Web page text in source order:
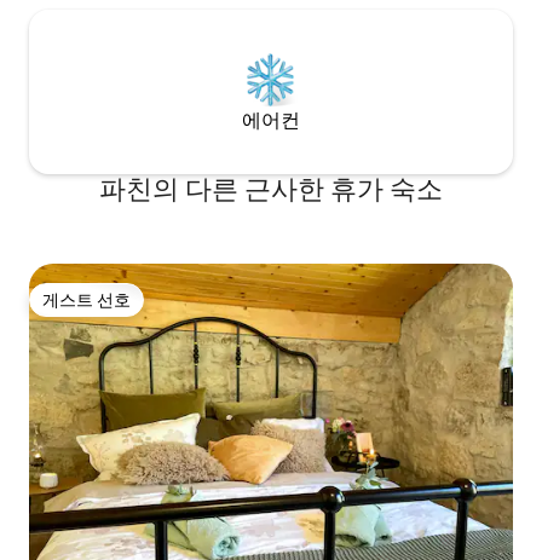
에어컨
파친의 다른 근사한 휴가 숙소
게스트 선호
게스트 선호